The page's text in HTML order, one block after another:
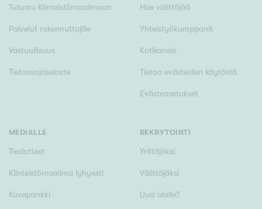
Tutustu Kiinteistömaailmaan
Palvelut rakennuttajille
Vastuullisuus
Tietosuojaseloste
Hae välittäjää
Yhteistyökumppanit
Kotikansio
Tietoa evästeiden käytöstä
Evästeasetukset
MEDIALLE
Tiedotteet
Kiinteistömaailma lyhyesti
Kuvapankki
REKRYTOINTI
Yrittäjäksi
Välittäjäksi
Uusi alalle?